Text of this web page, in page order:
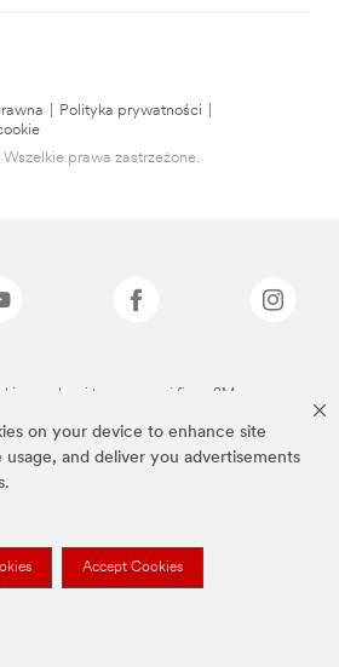
on your device to enhance site
usage, and deliver you advertisements
Accept Cookies
Polityka prywatności
prawa zastrzeżone.
są znakami towarowymi firmy 3M.